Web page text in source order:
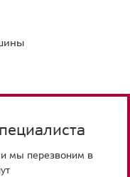
мы перезвоним в